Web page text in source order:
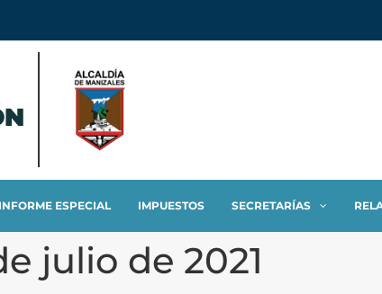
INFORME ESPECIAL IMPUESTOS SECRETARÍAS
julio de 2021